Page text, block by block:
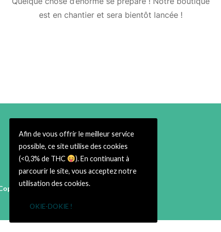
est en chantier et sera bientôt lancée !
© 2026 Cbweed Shop Toulouse
Afin de vous offrir le meilleur service
possible, ce site utilise des cookies
(<0,3% de THC
). En continuant à
parcourir le site, vous acceptez notre
utilisation des cookies.
OKIE-DOKIE !